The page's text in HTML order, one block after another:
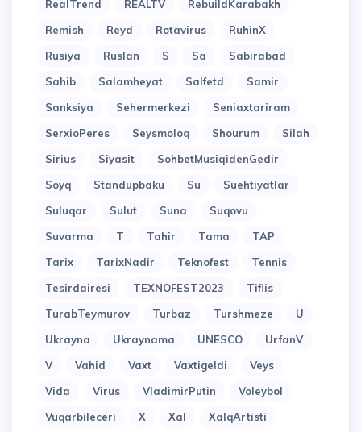
RealTrend REALTV
RebuildKarabakh
Remish
Reyd Rotavirus
RuhinX
Rusiya
Ruslan S Sa
Sabirabad
Sahib
Salamheyat Salfetd
Samir
Sanksiya
Sehermerkezi
Seniaxtariram
SerxioPeres
Seysmoloq Shourum
Silah
Sirius
Siyasit
SohbetMusiqidenGedir
Soyq
Standupbaku Su
Suehtiyatlar
Suluqar
Sulut Suna
Suqovu
Suvarma
T Tahir Tama
TAP
Tarix
TarixNadir Teknofest
Tennis
Tesirdairesi
TEXNOFEST2023
Tiflis
TurabTeymurov
Turbaz Turshmeze
U
Ukrayna
Ukraynama UNESCO
UrfanV
V
Vahid Vaxt Vaxtigeldi
Veys
Vida
Virus VladimirPutin
Voleybol
Vuqarbileceri
X Xal
XalqArtisti